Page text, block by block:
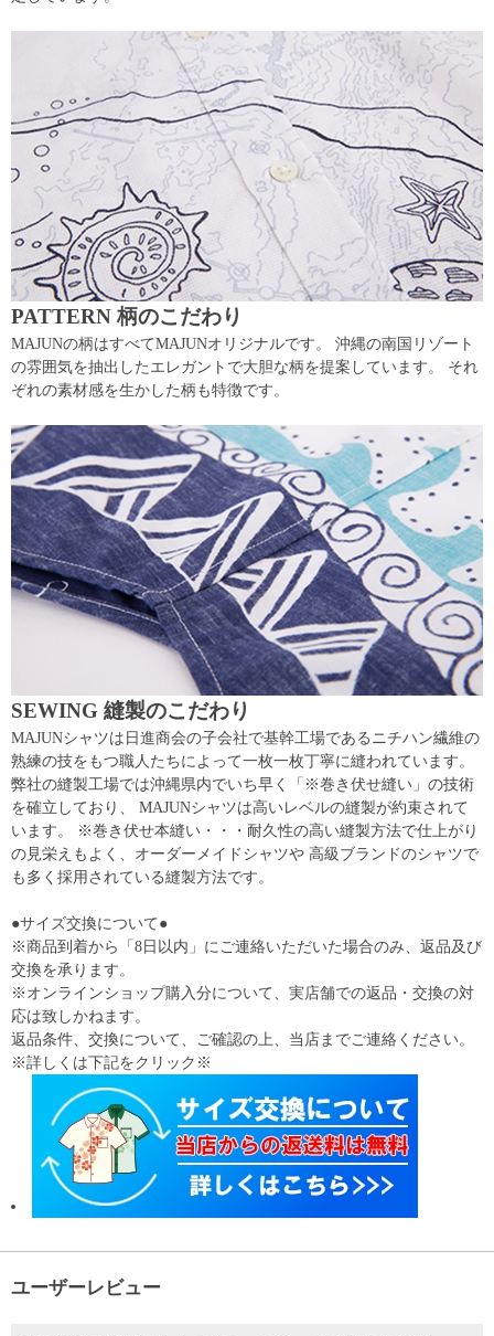
PATTERN 柄のこだわり
MAJUNの柄はすべてMAJUNオリジナルです。 沖縄の南国リゾート
の雰囲気を抽出したエレガントで大胆な柄を提案しています。 それ
ぞれの素材感を生かした柄も特徴です。
SEWING 縫製のこだわり
MAJUNシャツは日進商会の子会社で基幹工場であるニチハン繊維の
熟練の技をもつ職人たちによって一枚一枚丁寧に縫われています。
弊社の縫製工場では沖縄県内でいち早く「※巻き伏せ縫い」の技術
を確立しており、 MAJUNシャツは高いレベルの縫製が約束されて
います。 ※巻き伏せ本縫い・・・耐久性の高い縫製方法で仕上がり
の見栄えもよく、オーダーメイドシャツや 高級ブランドのシャツで
も多く採用されている縫製方法です。
●サイズ交換について●
※商品到着から「8日以内」にご連絡いただいた場合のみ、返品及び
交換を承ります。
※オンラインショップ購入分について、実店舗での返品・交換の対
応は致しかねます。
返品条件、交換について、ご確認の上、当店までご連絡ください。
※詳しくは下記をクリック※
ユーザーレビュー